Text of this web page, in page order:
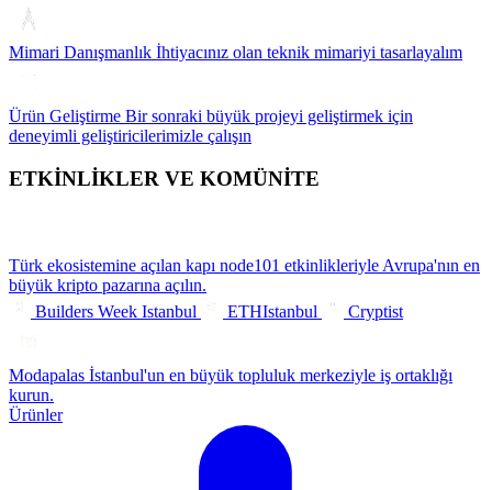
Mimari Danışmanlık İhtiyacınız olan teknik mimariyi tasarlayalım
Ürün Geliştirme Bir sonraki büyük projeyi geliştirmek için
deneyimli geliştiricilerimizle çalışın
ETKİNLİKLER VE KOMÜNİTE
Türk ekosistemine açılan kapı node101 etkinlikleriyle Avrupa'nın en
büyük kripto pazarına açılın.
Builders Week Istanbul
ETHIstanbul Cryptist
Modapalas İstanbul'un en büyük topluluk merkeziyle iş ortaklığı
kurun.
Ürünler